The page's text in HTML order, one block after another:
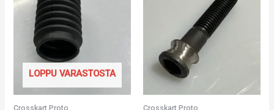
LOPPU VARASTOSTA
Crosskart Proto Crosskart Proto